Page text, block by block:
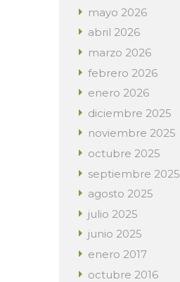
mayo 2026
abril 2026
marzo 2026
febrero 2026
enero 2026
diciembre 2025
noviembre 2025
octubre 2025
septiembre 2025
agosto 2025
julio 2025
junio 2025
enero 2017
octubre 2016